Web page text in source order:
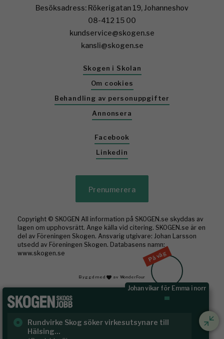
På väg
Johan vikar för Emma i norr
Rundvirke Skog söker virkesutsynare till
Hälsing...
Besöksadress: Rökerigatan 19, Johanneshov
08-412 15 00
kundservice@skogen.se
kansli@skogen.se
Skogen i Skolan
Om cookies
Behandling av personuppgifter
Annonsera
Facebook
Linkedin
Prenumerera
Copyright © SKOGEN All information på SKOGEN.se skyddas av
lagen om upphovsrätt. Ange källa vid citering. SKOGEN.se är en
del av Föreningen Skogen. Ansvarig utgivare: Johan Larsson
utsedd av Föreningen Skogen. Databasens namn:
www.skogen.se
Byggd med av WonderFour